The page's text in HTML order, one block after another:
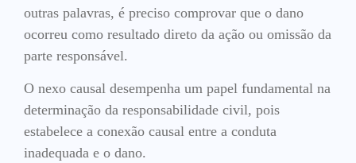
outras palavras, é preciso comprovar que o dano
ocorreu como resultado direto da ação ou omissão da
parte responsável.
O nexo causal desempenha um papel fundamental na
determinação da responsabilidade civil, pois
estabelece a conexão causal entre a conduta
inadequada e o dano.